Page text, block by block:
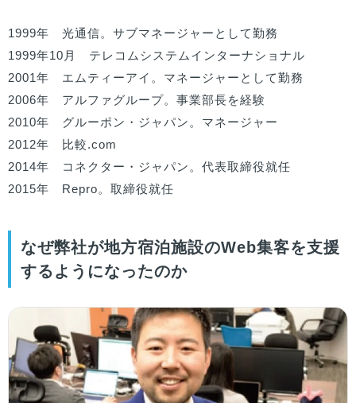
1999年　光通信。サブマネージャーとして勤務
1999年10月　テレコムシステムインターナショナル
2001年　エムティーアイ。マネージャーとして勤務
2006年　アルファグループ。事業部長を経験
2010年　グルーポン・ジャパン。マネージャー
2012年　比較.com
2014年　コネクター・ジャパン。代表取締役就任
2015年　Repro。取締役就任
なぜ弊社が地方宿泊施設のWeb集客を支援
するようになったのか